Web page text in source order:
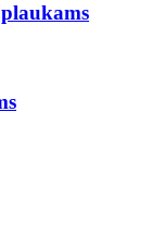
plaukams